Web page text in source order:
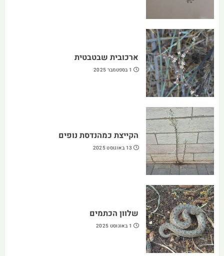
ארכובית שבטבטית
1 בספטמבר 2025
הקייצת כמהנדסת נופים
13 באוגוסט 2025
שלוון הכתמים
1 באוגוסט 2025